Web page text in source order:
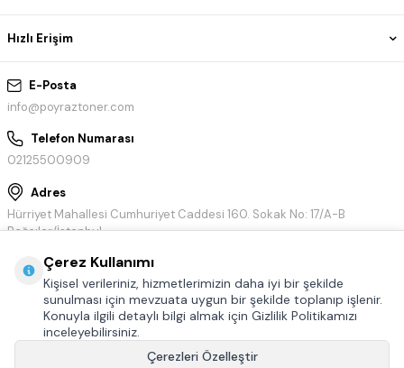
E-Posta
info@poyraztoner.com
Telefon Numarası
02125500909
Adres
Hürriyet Mahallesi Cumhuriyet Caddesi 160. Sokak No: 17/A-B
Bağcılar/İstanbul
Hızlı Erişim
Çerez Kullanımı
Kişisel verileriniz, hizmetlerimizin daha iyi bir şekilde
sunulması için mevzuata uygun bir şekilde toplanıp işlenir.
Konuyla ilgili detaylı bilgi almak için Gizlilik Politikamızı
inceleyebilirsiniz.
Çerezleri Özelleştir